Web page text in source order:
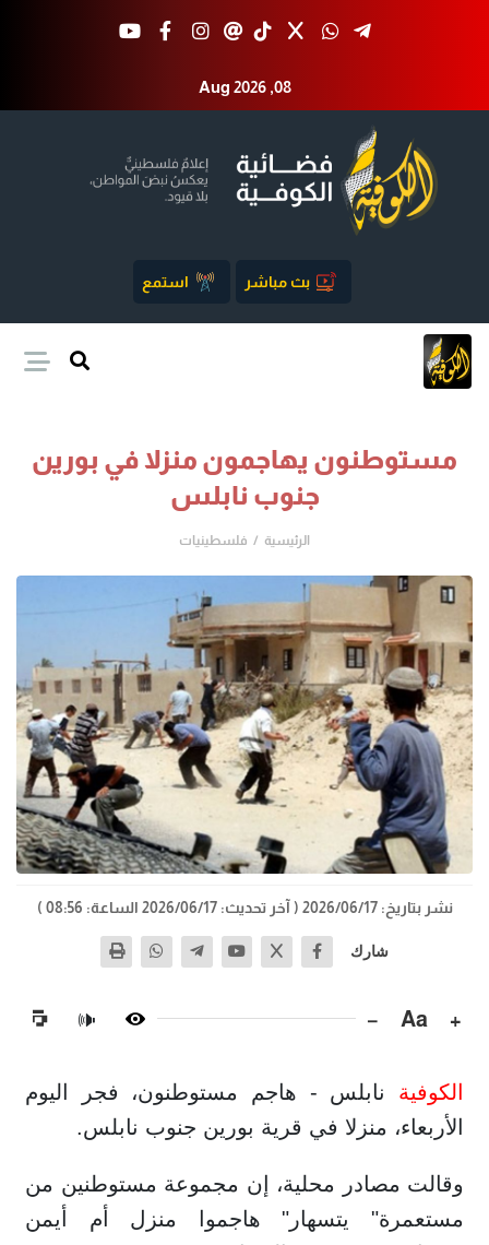
Aug 2026 ,08
بث مباشر استمع
مستوطنون يهاجمون منزلا في بورين
جنوب نابلس
الرئيسية فلسطينيات
نشر بتاريخ: 2026/06/17 ( آخر تحديث: 2026/06/17 الساعة: 08:56 )
شارك
+
Aa
−
🔊
الكوفية نابلس - هاجم مستوطنون، فجر اليوم
الأربعاء، منزلا في قرية بورين جنوب نابلس.
وقالت مصادر محلية، إن مجموعة مستوطنين من
مستعمرة" يتسهار" هاجموا منزل أم أيمن